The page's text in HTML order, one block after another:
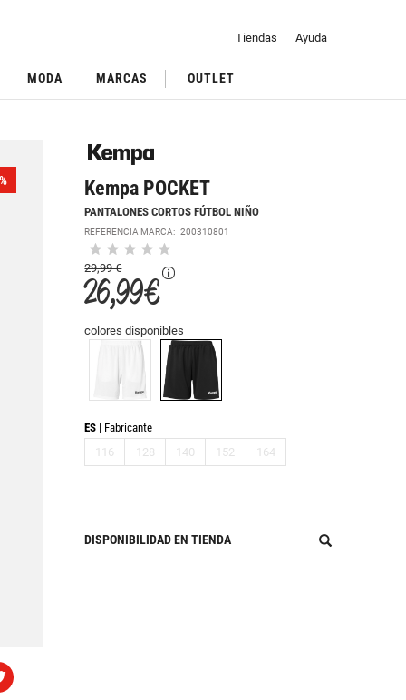
Tiendas Ayuda
MODA MARCAS OUTLET
Kempa POCKET
PANTALONES CORTOS FÚTBOL NIÑO
REFERENCIA MARCA:200310801
29,99 €
26,99 €
colores disponibles
ES
Fabricante
116
128 140 152 164
DISPONIBILIDAD EN TIENDA
%